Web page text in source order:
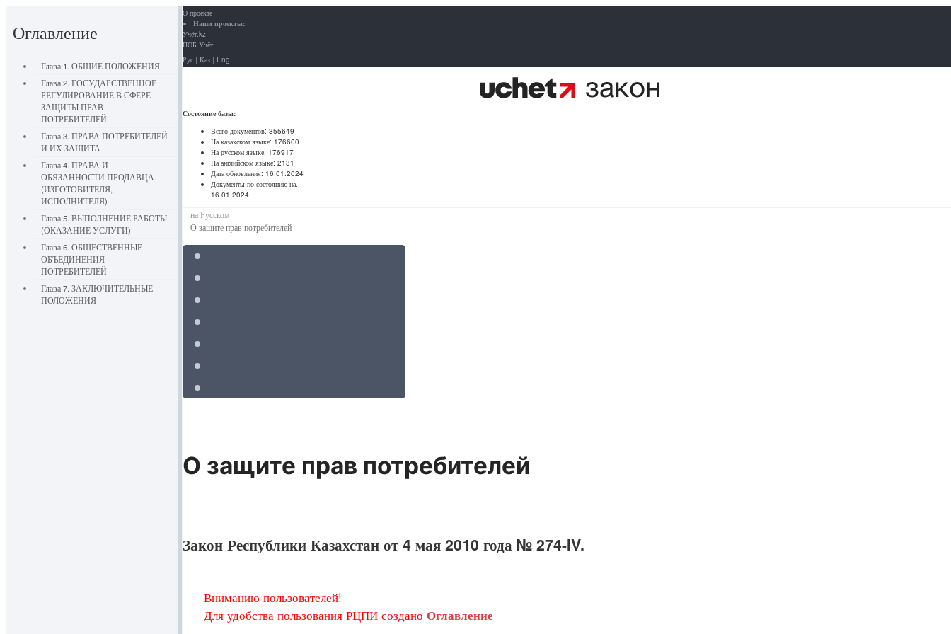
Оглавление
Глава 1. ОБЩИЕ ПОЛОЖЕНИЯ
Глава 2. ГОСУДАРСТВЕННОЕ
РЕГУЛИРОВАНИЕ В СФЕРЕ
ЗАЩИТЫ ПРАВ
ПОТРЕБИТЕЛЕЙ
Глава 3. ПРАВА ПОТРЕБИТЕЛЕЙ
И ИХ ЗАЩИТА
Глава 4. ПРАВА И
ОБЯЗАННОСТИ ПРОДАВЦА
(ИЗГОТОВИТЕЛЯ,
ИСПОЛНИТЕЛЯ)
Глава 5. ВЫПОЛНЕНИЕ РАБОТЫ
(ОКАЗАНИЕ УСЛУГИ)
Глава 6. ОБЩЕСТВЕННЫЕ
ОБЪЕДИНЕНИЯ
ПОТРЕБИТЕЛЕЙ
Глава 7. ЗАКЛЮЧИТЕЛЬНЫЕ
ПОЛОЖЕНИЯ
О проекте
Наши проекты:
Учёт.kz
ПОБ.Учёт
Рус | Қаз | Eng
Состояние базы:
Всего документов: 355649
На казахском языке: 176600
На русском языке: 176917
На английском языке: 2131
Дата обновления: 16.01.2024
Документы по состоянию на:
16.01.2024
на Русском
О защите прав потребителей
О защите прав потребителей
Закон Республики Казахстан от 4 мая 2010 года № 274-IV.
Вниманию пользователей!
Для удобства пользования РЦПИ создано Оглавление